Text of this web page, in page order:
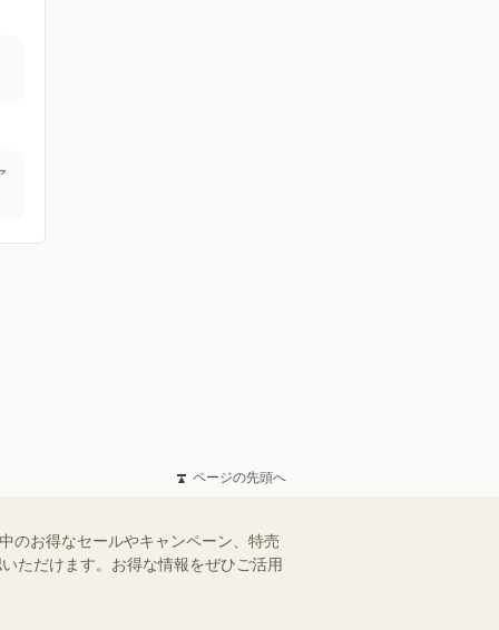
ページの先頭へ
のお得なセールやキャンペーン、特売
ただけます。お得な情報をぜひご活用